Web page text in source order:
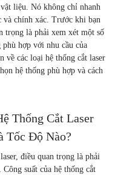
liệu. Nó không chỉ nhanh
và chính xác. Trước khi bạn
trọng là phải xem xét một số
phù hợp với nhu cầu của
về các loại hệ thống cắt laser
hệ thống phù hợp và cách
Thống Cắt Laser
Tốc Độ Nào?
điều quan trọng là phải
suất của hệ thống cắt